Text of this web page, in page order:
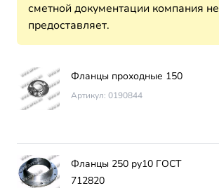
сметной документации компания не
предоставляет.
Фланцы проходные 150
Артикул: 0190844
Фланцы 250 ру10 ГОСТ
712820